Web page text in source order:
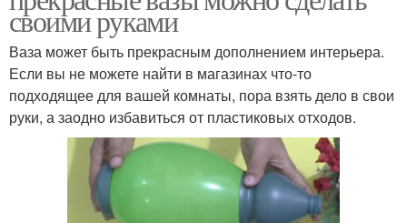
своими руками
Ваза может быть прекрасным дополнением интерьера.
Если вы не можете найти в магазинах что-то
подходящее для вашей комнаты, пора взять дело в свои
руки, а заодно избавиться от пластиковых отходов.